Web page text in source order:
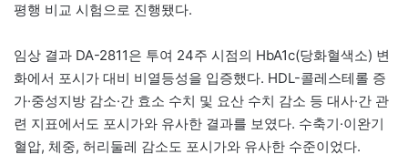
평행 비교 시험으로 진행됐다.
임상 결과 DA-2811은 투여 24주 시점의 HbA1c(당화혈색소) 변
화에서 포시가 대비 비열등성을 입증했다. HDL-콜레스테롤 증
가·중성지방 감소·간 효소 수치 및 요산 수치 감소 등 대사·간 관
련 지표에서도 포시가와 유사한 결과를 보였다. 수축기·이완기
혈압, 체중, 허리둘레 감소도 포시가와 유사한 수준이었다.